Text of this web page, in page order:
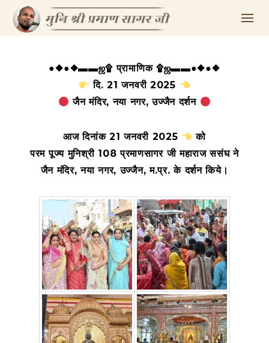
●◆●◆▬▬ஜ۩ प्रामाणिक ۩ஜ▬▬●◆●◆
दि. 21 जनवरी 2025
जैन मंदिर, नया नगर, उज्जैन दर्शन
आज दिनांक 21 जनवरी 2025
को
परम पूज्य मुनिश्री 108 प्रमाणसागर जी महाराज ससंघ ने
जैन मंदिर, नया नगर, उज्जैन, म.प्र. केदर्शन किये।